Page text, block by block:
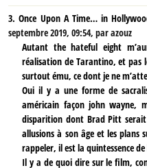
3. Once Upon A Time… in
septembre 2019, 09:54,parazouz
Autant the hateful eight
réalisation de Tarantino, et pas
surtout ému, ce dont je ne
Oui il y a une forme de
américain façon john wayne,
disparition dont Brad Pitt
allusions à son âge et les plans
rappeler, il est la quintessence de
Il y a de quoi dire sur le film,